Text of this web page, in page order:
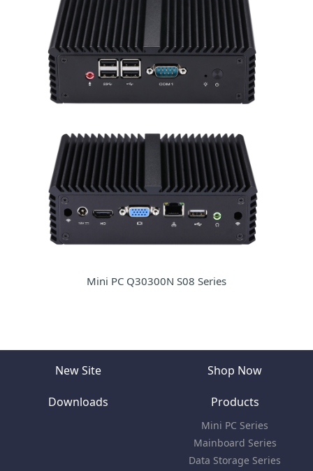
Mini PC Q30300N S08 Series
New Site Shop Now
Downloads Products
Mini PC Series
Mainboard Series
Data Storage Series